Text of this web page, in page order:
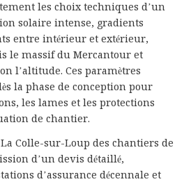
les choix techniques d’un
solaire intense, gradients
entre intérieur et extérieur,
le massif du Mercantour et
l’altitude. Ces paramètres
la phase de conception pour
les lames et les protections
de chantier.
Colle-sur-Loup des chantiers de
d’un devis détaillé,
d’assurance décennale et